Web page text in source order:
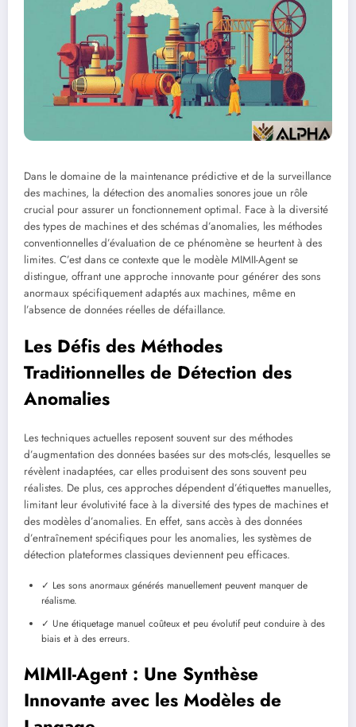
Dans le domaine de la maintenance prédictive et de la surveillance
des machines, la détection des anomalies sonores joue un rôle
crucial pour assurer un fonctionnement optimal. Face à la diversité
des types de machines et des schémas d’anomalies, les méthodes
conventionnelles d’évaluation de ce phénomène se heurtent à des
limites. C’est dans ce contexte que le modèle MIMII-Agent se
distingue, offrant une approche innovante pour générer des sons
anormaux spécifiquement adaptés aux machines, même en
l’absence de données réelles de défaillance.
Les Défis des Méthodes
Traditionnelles de Détection des
Anomalies
Les techniques actuelles reposent souvent sur des méthodes
d’augmentation des données basées sur des mots-clés, lesquelles se
révèlent inadaptées, car elles produisent des sons souvent peu
réalistes. De plus, ces approches dépendent d’étiquettes manuelles,
limitant leur évolutivité face à la diversité des types de machines et
des modèles d’anomalies. En effet, sans accès à des données
d’entraînement spécifiques pour les anomalies, les systèmes de
détection plateformes classiques deviennent peu efficaces.
✓ Les sons anormaux générés manuellement peuvent manquer de
réalisme.
✓ Une étiquetage manuel coûteux et peu évolutif peut conduire à des
biais et à des erreurs.
MIMII-Agent : Une Synthèse
Innovante avec les Modèles de